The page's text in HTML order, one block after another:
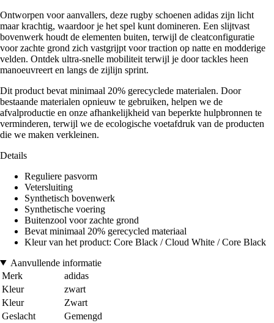
Ontworpen voor aanvallers, deze rugby schoenen adidas zijn licht
maar krachtig, waardoor je het spel kunt domineren. Een slijtvast
bovenwerk houdt de elementen buiten, terwijl de cleatconfiguratie
voor zachte grond zich vastgrijpt voor traction op natte en modderige
velden. Ontdek ultra-snelle mobiliteit terwijl je door tackles heen
manoeuvreert en langs de zijlijn sprint.
Dit product bevat minimaal 20% gerecyclede materialen. Door
bestaande materialen opnieuw te gebruiken, helpen we de
afvalproductie en onze afhankelijkheid van beperkte hulpbronnen te
verminderen, terwijl we de ecologische voetafdruk van de producten
die we maken verkleinen.
Details
Reguliere pasvorm
Vetersluiting
Synthetisch bovenwerk
Synthetische voering
Buitenzool voor zachte grond
Bevat minimaal 20% gerecycled materiaal
Kleur van het product: Core Black / Cloud White / Core Black
Aanvullende informatie
Merk
adidas
Kleur
zwart
Kleur
Zwart
Geslacht
Gemengd